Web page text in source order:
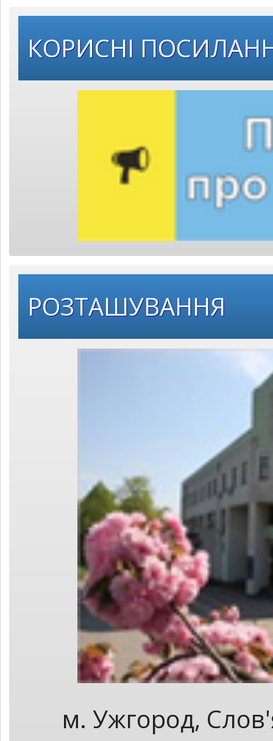
КОРИСНІ
РОЗТАШУВАННЯ
м. Ужгород,